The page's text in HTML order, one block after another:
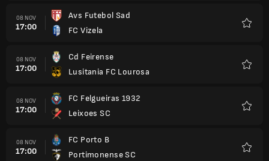
08 NOV
17:00
Avs Futebol Sad
FC Vizela
08 NOV
17:00
Cd Feirense
Lusitania FC Lourosa
08 NOV
17:00
FC Felgueiras 1932
Leixoes SC
08 NOV
17:00
FC Porto B
Portimonense SC